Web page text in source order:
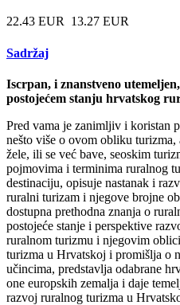
22.43 EUR 13.27 EUR
Sadržaj
Iscrpan, i znanstveno
postojećem stanju hrvatskog
Pred vama je zanimljiv i koristan
nešto više o ovom obliku
žele, ili se već bave, seoskim
pojmovima i terminima ruralnog
destinaciju, opisuje nastanak i
ruralni turizam i njegove brojne
dostupna prethodna znanja o
postojeće stanje i perspektive
ruralnom turizmu i njegovim
turizma u Hrvatskoj i promišlja o
učincima, predstavlja odabrane
one europskih zemalja i daje
razvoj ruralnog turizma u